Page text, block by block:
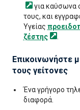
για καύσωνα
τους, και
Υγείας
ζέστης
.
Επικοινωνήστε
τους γείτονες
Ένα γρήγορο
διαφορά.